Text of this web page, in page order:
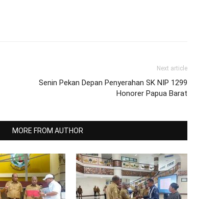
Next article
Senin Pekan Depan Penyerahan SK NIP 1299
Honorer Papua Barat
MORE FROM AUTHOR